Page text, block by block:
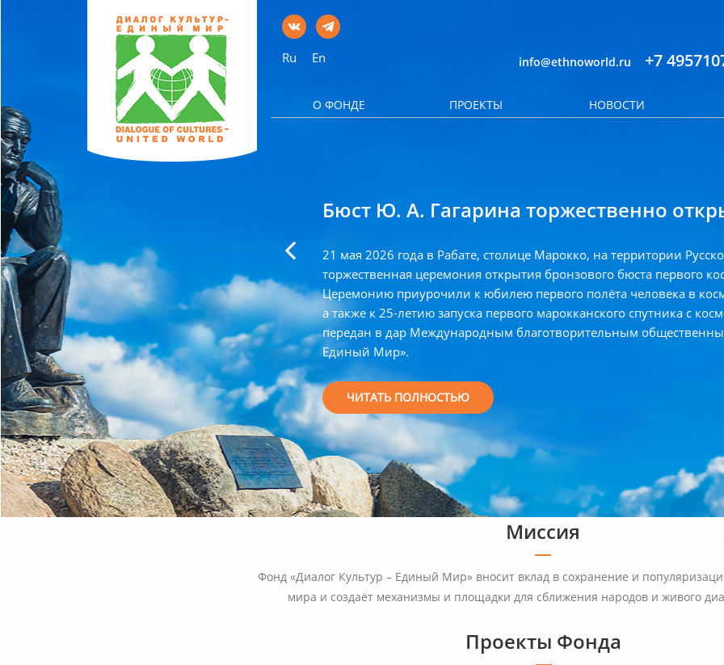
Ru En info@ethnoworld.ru +7
О ФОНДЕ ПРОЕКТЫ НОВОСТИ
передано в дар
Ханой. Международный
Мир», совместно с
Вьетнаме, передал в дар
Циолковского, С. П. Королёва и Ю. А.
Бюст Ю. А. Гагарина торжественно
21 мая 2026 года в Рабате, столице Марокко, на территории
торжественная церемония открытия бронзового бюста первого
Церемонию приурочили к юбилею первого полёта человека в
а также к 25-летию запуска первого марокканского спутника с
передан в дар Международным благотворительным
Единый Мир».
ЧИТАТЬ ПОЛНОСТЬЮ
Миссия
Фонд «Диалог Культур – Единый Мир» вносит вклад в сохранение и
мира и создаёт механизмы и площадки для сближения народов и живого
Проекты Фонда